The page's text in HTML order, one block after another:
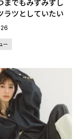
までもみずみずし
ラツとしていたい
ー